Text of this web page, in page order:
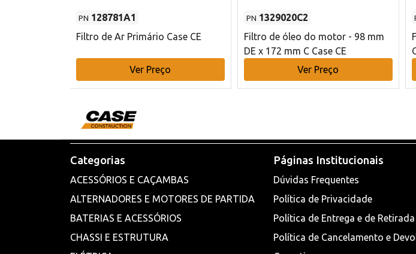
PN 128781A1
Filtro de Ar Primário Case CE
Ver Preço
PN 1329020C2
Filtro de óleo do motor - 98 mm
DE x 172 mm C Case CE
Ver Preço
Categorias
ACESSÓRIOS E CAÇAMBAS
ALTERNADORES E MOTORES DE PARTIDA
BATERIAS E ACESSÓRIOS
CHASSI E ESTRUTURA
Páginas Institucionais
Dúvidas Frequentes
Política de Privacidade
Política de Entrega e de Retirada
Política de Cancelamento e